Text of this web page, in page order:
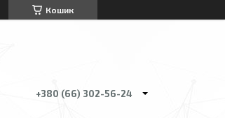
Кошик
+380 (66) 302-56-24